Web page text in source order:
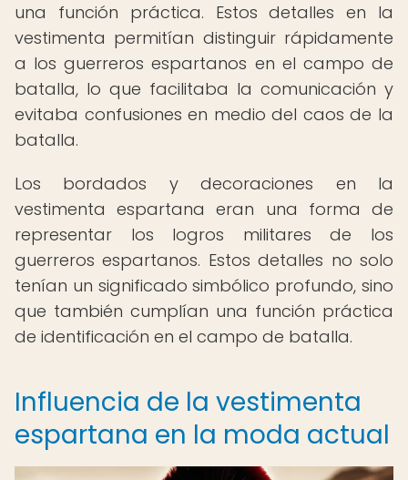
una función práctica. Estos detalles en la
vestimenta permitían distinguir rápidamente
a los guerreros espartanos en el campo de
batalla, lo que facilitaba la comunicación y
evitaba confusiones en medio del caos de la
batalla.
Los bordados y decoraciones en la
vestimenta espartana eran una forma de
representar los logros militares de los
guerreros espartanos. Estos detalles no solo
tenían un significado simbólico profundo, sino
que también cumplían una función práctica
de identificación en el campo de batalla.
Influencia de la vestimenta
espartana en la moda actual